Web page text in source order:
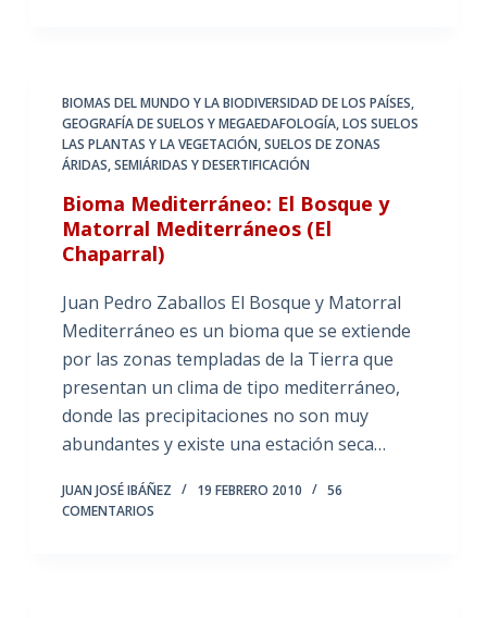
BIOMAS DEL MUNDO Y LA BIODIVERSIDAD DE LOS PAÍSES,
GEOGRAFÍA DE SUELOS Y MEGAEDAFOLOGÍA,LOS SUELOS
LAS PLANTAS Y LA VEGETACIÓN,SUELOS DE ZONAS
ÁRIDAS, SEMIÁRIDAS Y DESERTIFICACIÓN
Bioma Mediterráneo: El Bosque y
Matorral Mediterráneos (El
Chaparral)
Juan Pedro Zaballos El Bosque y Matorral
Mediterráneo es un bioma que se extiende
por las zonas templadas de la Tierra que
presentan un clima de tipo mediterráneo,
donde las precipitaciones no son muy
abundantes y existe una estación seca…
JUAN JOSÉ IBÁÑEZ 19 FEBRERO 2010
56
COMENTARIOS